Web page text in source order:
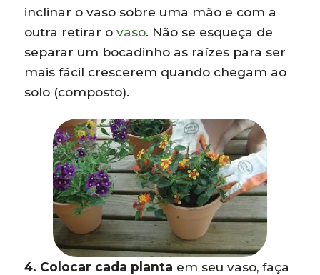
inclinar o vaso sobre uma mão e com a
outra retirar ovaso. Não se esqueça de
separar um bocadinho as raízes para ser
mais fácil crescerem quando chegam ao
solo (composto).
4. Colocar cada planta em seu vaso, faça